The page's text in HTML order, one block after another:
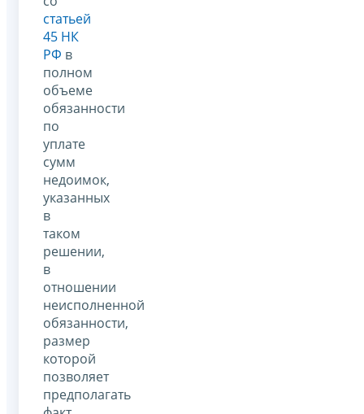
статьей
45 НК
РФ в
полном
объеме
обязанности
по
уплате
сумм
недоимок,
указанных
в
таком
решении,
в
отношении
неисполненной
обязанности,
размер
которой
позволяет
предполагать